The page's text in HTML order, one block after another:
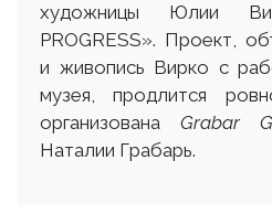
художницы Юлии
PROGRESS». Проект,
и живопись Вирко с
музея, продлится
организована Grabar
Наталии Грабарь.